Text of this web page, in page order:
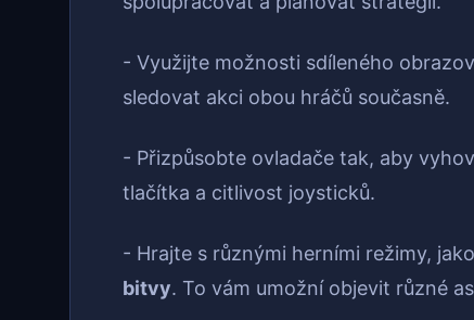
- Využijte možnosti sdíleného
sledovat akci obou hráčů současně.
- Přizpůsobte ovladače tak, aby
tlačítka a citlivost joysticků.
- Hrajte s různými herními režimy,
bitvy. To vám umožní objevit různé